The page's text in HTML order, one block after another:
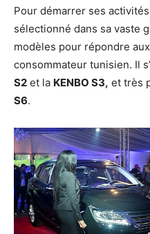
Pour démarrer ses
sélectionné dans sa vaste
modèles pour répondre
consommateur tunisien. Il
S2 et la KENBO S3, et très
S6.